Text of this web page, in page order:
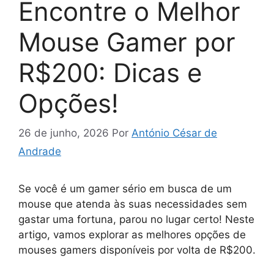
Encontre o Melhor
Mouse Gamer por
R$200: Dicas e
Opções!
26 de junho, 2026 Por António César de
Andrade
Se você é um gamer sério em busca de um
mouse que atenda às suas necessidades sem
gastar uma fortuna, parou no lugar certo! Neste
artigo, vamos explorar as melhores opções de
mouses gamers disponíveis por volta de R$200.